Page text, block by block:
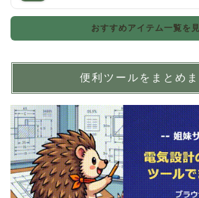
おすすめアイテム一覧を
便利ツールをまとめま